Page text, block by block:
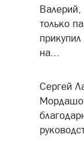
Валерий,
только
на...
Сергей